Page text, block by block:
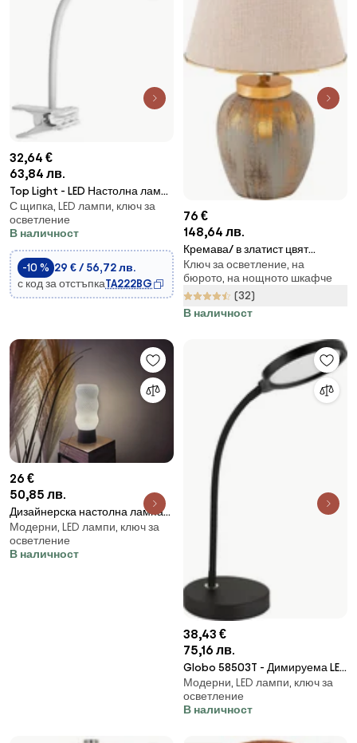
32,64 €
63,84 лв.
Top Light - LED Настолна лампа
с щипка LED/4,5W/230V бяла
С щипка, LED лампи, ключ за
осветление
В наличност
-10 % 29 € / 56,72 лв.
с код за отстъпкаTA222BG
76 €
148,64 лв.
Кремава/ в златист цвят
настолна лампа с текстилен
абажур (височина 47 cm)
Yakamoz – Opviq lights
Ключ за осветление, на
бюрото, на нощното шкафче
(32)
В наличност
26 €
50,85 лв.
Дизайнерска настолна лампа
RETEA /модел L050032/
Модерни, LED лампи, ключ за
осветление
В наличност
38,43 €
75,16 лв.
Globo 58503T - Димируема LED
сенсорна настолна лампа
KALDERON LED/8W/230V черна
Модерни, LED лампи, ключ за
осветление
В наличност